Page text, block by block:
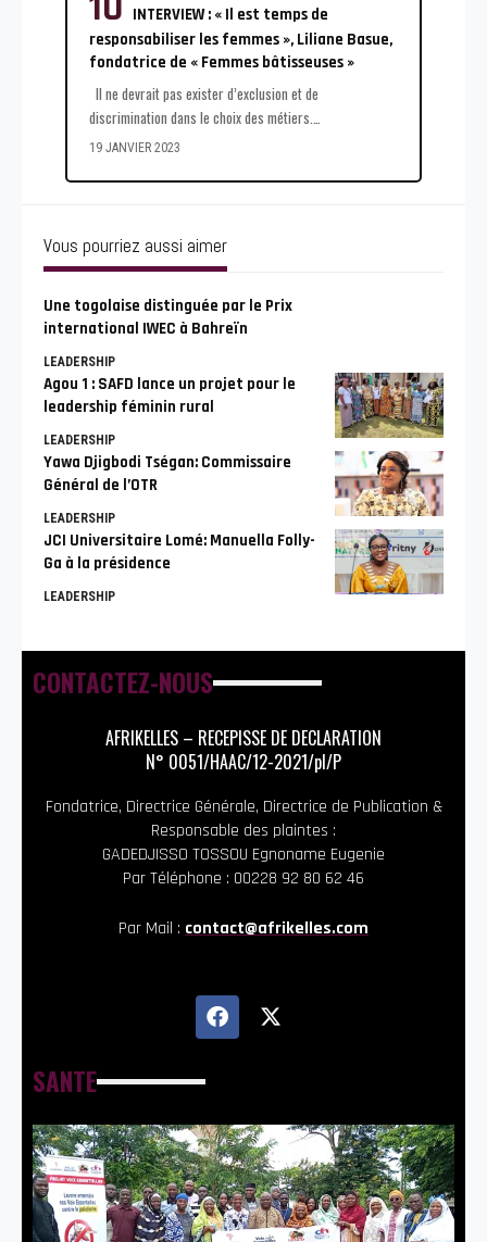
INTERVIEW : « Il est temps de
responsabiliser les femmes », Liliane Basue,
fondatrice de « Femmes bâtisseuses »
Il ne devrait pas exister d’exclusion et de
discrimination dans le choix des métiers.…
19 JANVIER 2023
Vous pourriez aussi aimer
Une togolaise distinguée par le Prix
international IWEC à Bahreïn
LEADERSHIP
Agou 1 : SAFD lance un projet pour le
leadership féminin rural
LEADERSHIP
Yawa Djigbodi Tségan: Commissaire
Général de l’OTR
LEADERSHIP
JCI Universitaire Lomé: Manuella Folly-
Ga à la présidence
LEADERSHIP
CONTACTEZ-NOUS
AFRIKELLES – RECEPISSE DE DECLARATION
N° 0051/HAAC/12-2021/pl/P
Fondatrice, Directrice Générale, Directrice de Publication &
Responsable des plaintes :
GADEDJISSO TOSSOU Egnoname Eugenie
Par Téléphone : 00228 92 80 62 46
Par Mail : contact@afrikelles.com
SANTE